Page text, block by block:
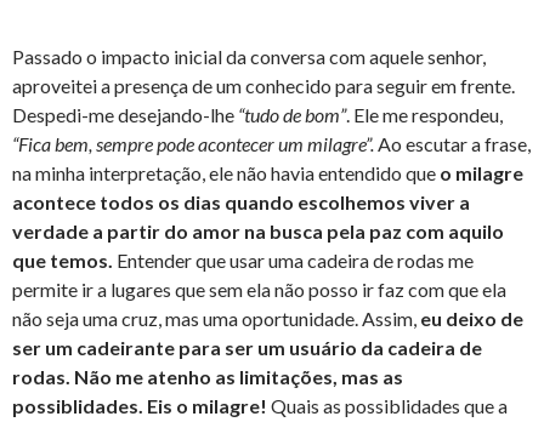
Passado o impacto inicial da conversa com aquele senhor,
aproveitei a presença de um conhecido para seguir em frente.
Despedi-me desejando-lhe “tudo de bom”. Ele me respondeu,
“Fica bem, sempre pode acontecer um milagre”.Ao escutar a frase,
na minha interpretação, ele não havia entendido que o milagre
acontece todos os dias quando escolhemos viver a
verdade a partir do amor na busca pela paz com aquilo
que temos. Entender que usar uma cadeira de rodas me
permite ir a lugares que sem ela não posso ir faz com que ela
não seja uma cruz, mas uma oportunidade. Assim, eu deixo de
ser um cadeirante para ser um usuário da cadeira de
rodas. Não me atenho as limitações, mas as
possiblidades. Eis o milagre! Quais as possiblidades que a